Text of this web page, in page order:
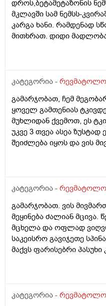
დროს,ბეტამეტაზონის
მკლავში სამ ნემსს-
კარგა ხანი. რამდენად
მითხრათ. დიდი
კატეგორია -
გამარჯობათ, ჩემ
ყოველ გამთენიას
მუხლიდან ქვემოთ, ეს
უკვე 3 თვეა ასეა
შეიძლება იყოს და ვის
კატეგორია -
გამარჯობათ. ვის
მეყინება ძალიან მცივა.
მცხელა და ოფლად
საკეისრო გავიჯეთე
მაქვს ფარისებრი
კატეგორია -